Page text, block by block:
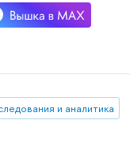
и аналитика